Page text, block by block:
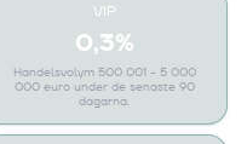
VIP
0,3%
Handelsvolym 500 001 - 5 000
000 euro under de senaste 90
dagarna.